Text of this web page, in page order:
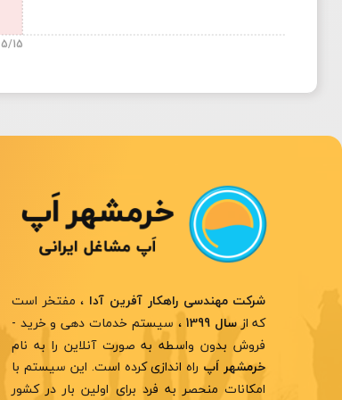
5/15
شرکت مهندسی راهکار آفرین آدا ، مفتخر است
که ازسال 1399
، سیستم خدمات دهی و خرید -
فروش بدون واسطه به صورت آنلاین را به نام
خرمشهر اَپ راه اندازی کرده است. این سیستم با
امکانات منحصر به فرد برای اولین بار در کشور